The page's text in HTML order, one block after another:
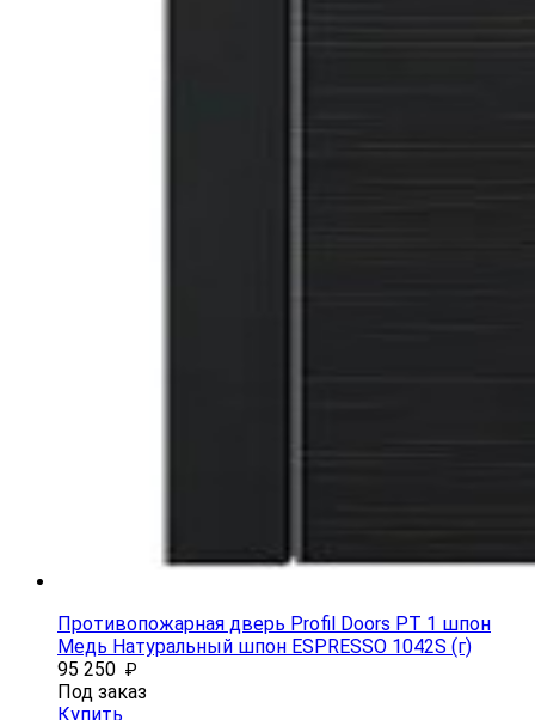
Противопожарная дверь Profil Doors PT 1 шпон
Медь Натуральный шпон ESPRESSO 1042S (г)
95 250 ₽
Под заказ
Купить